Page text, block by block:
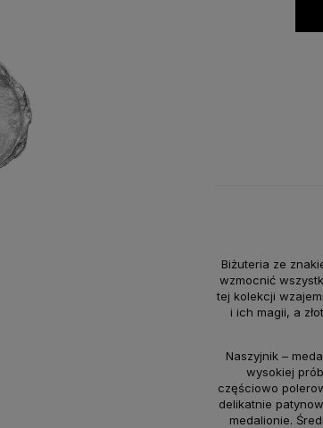
Biżuteria ze
wzmocnić
tej kolekcji
i ich magii, a
Naszyjnik –
wysokiej
częściowo
delikatnie
medalionie.